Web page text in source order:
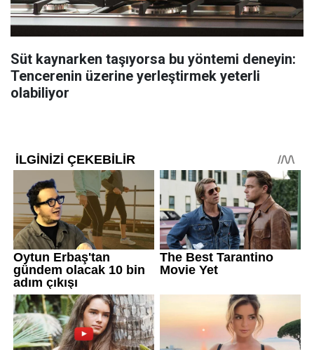
Süt kaynarken taşıyorsa bu yöntemi deneyin:
Tencerenin üzerine yerleştirmek yeterli
olabiliyor